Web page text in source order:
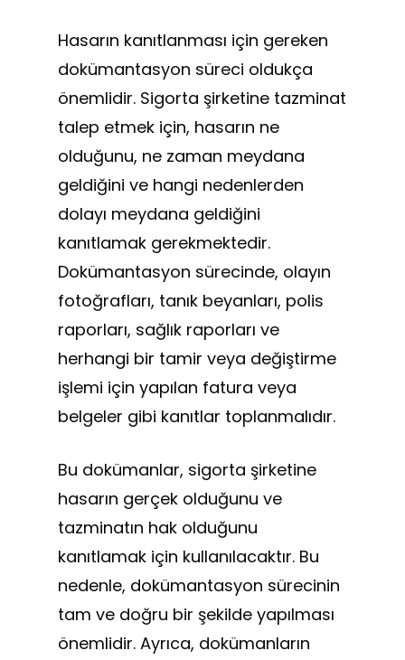
Hasarın kanıtlanması için gereken
dokümantasyon süreci oldukça
önemlidir. Sigorta şirketine tazminat
talep etmek için, hasarın ne
olduğunu, ne zaman meydana
geldiğini ve hangi nedenlerden
dolayı meydana geldiğini
kanıtlamak gerekmektedir.
Dokümantasyon sürecinde, olayın
fotoğrafları, tanık beyanları, polis
raporları, sağlık raporları ve
herhangi bir tamir veya değiştirme
işlemi için yapılan fatura veya
belgeler gibi kanıtlar toplanmalıdır.
Bu dokümanlar, sigorta şirketine
hasarın gerçek olduğunu ve
tazminatın hak olduğunu
kanıtlamak için kullanılacaktır. Bu
nedenle, dokümantasyon sürecinin
tam ve doğru bir şekilde yapılması
önemlidir. Ayrıca, dokümanların